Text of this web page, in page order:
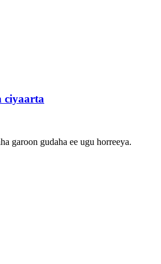
ciyaarta
garoon gudaha ee ugu horreeya.